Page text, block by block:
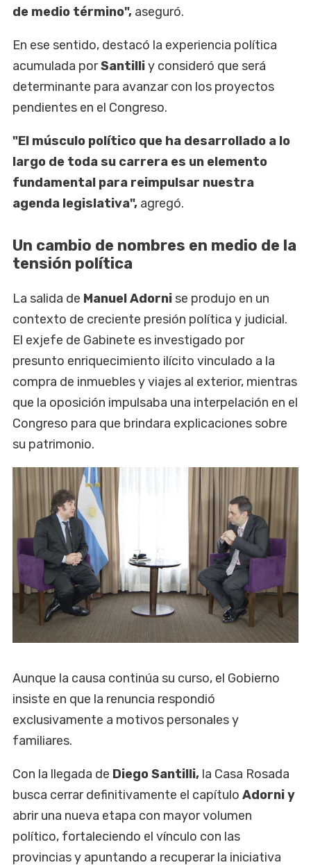
de medio término", aseguró.
En ese sentido, destacó la experiencia política
acumulada porSantilliy consideró que será
determinante para avanzar con los proyectos
pendientes en el Congreso.
"El músculo político que ha desarrollado a lo
largo de toda su carrera es un elemento
fundamental para reimpulsar nuestra
agenda legislativa", agregó.
Un cambio de nombres en medio de la
tensión política
La salida de Manuel Adorni se produjo en un
contexto de creciente presión política y judicial.
El exjefe de Gabinete es investigado por
presunto enriquecimiento ilícito vinculado a la
compra de inmuebles y viajes al exterior, mientras
que la oposición impulsaba una interpelación en el
Congreso para que brindara explicaciones sobre
su patrimonio.
Aunque la causa continúa su curso, el Gobierno
insiste en que la renuncia respondió
exclusivamente a motivos personales y
familiares.
Con la llegada de Diego Santilli, la Casa Rosada
busca cerrar definitivamente el capítulo Adorni y
abrir una nueva etapa con mayor volumen
político, fortaleciendo el vínculo con las
provincias y apuntando a recuperar la iniciativa